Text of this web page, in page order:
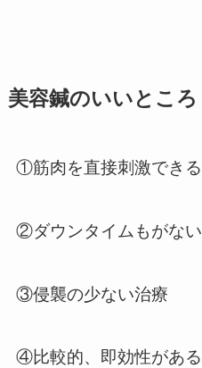
美容鍼のいいところ
①筋肉を直接刺激できる
②ダウンタイムもがない
③侵襲の少ない治療
④比較的、即効性がある